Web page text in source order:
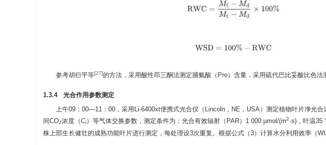
RWC f−M dM t−M 100%
WSD=100%−R WC
参考胡衍平等[27]的方法，采用酸性茚三酮法测定脯氨酸（Pro）含量，采用硫代巴比妥酸比色法
1.3.4 光合作用参数测定
上午09：00—11：00，采用Li-6400xt便携式光合仪（Lincoln，NE，USA）测定植物叶片净光合
间CO2浓度（Ci）等气体交换参数，测定条件为：光合有效辐射（PAR） 1 000 µmol/(m2·s)，叶温
株上部生长健壮的成熟功能叶片进行测定，每处理设3次重复。根据公式（3）计算水分利用效率（